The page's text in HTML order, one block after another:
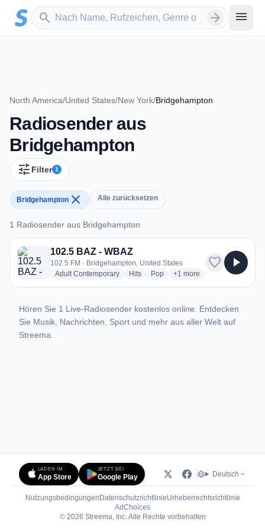
Zum Hauptinhalt springen
search
Sender suchen arrow_forward menu
North America/United States/New York/Bridgehampton
Radiosender aus
Bridgehampton
tune Filter 1
Bridgehampton close Alle zurücksetzen
1 Radiosender aus Bridgehampton
1 Radiosender aus Bridgehampton
102.5 BAZ - WBAZ
102.5 FM · Bridgehampton, United States
Adult Contemporaryradio stations
Hitsradio stations
Popradio stations
+1 more genres for 102.5
more
favorite play_arrow
Hören Sie 1 Live-Radiosender kostenlos online. Entdecken
Sie Musik, Nachrichten, Sport und mehr aus aller Welt auf
Streema.
LADEN IM
App Store
JETZT BEI
Google Play Deutsch
Nutzungsbedingungen DatenschutzrichtlinieUrheberrechtsrichtlinie
AdChoices(öffnet in neuem Tab)
© 2026 Streema, Inc. Alle Rechte vorbehalten